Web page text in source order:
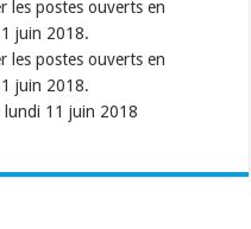
les postes ouverts en
juin 2018.
les postes ouverts en
juin 2018.
lundi 11 juin 2018